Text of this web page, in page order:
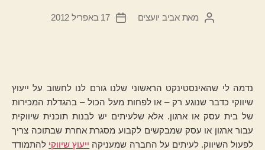
המחבר
מאתאביב יועצים
תאריך
17 באפריל 2012
נדמה לי שהאינסטינקט הראשוני שלנו גורם לנו לחשוב על ייעוץ
שיווקי כדבר שנוגע רק – או לפחות מעל הכול – בהגדלת המכירות
של בית עסק או ארגון. אלא שלעיתים יש לבנות תוכנית שיווקית
עבור ארגון או עסק שמבקשים לקבוע מסגרת אחרת שבתוכה צריך
לפעול השיווק. לעיתים על החברה שמעניקה ייעוץ שיווקי להתמודד